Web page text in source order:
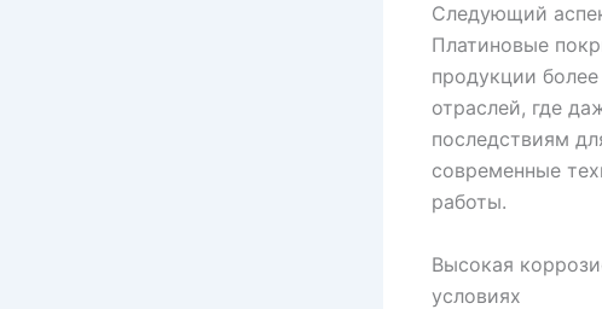
Следующий
Платиновые
продукции
отраслей, где
последствиям
современные
работы.
Высокая
условиях